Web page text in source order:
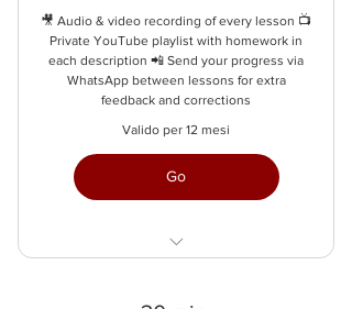
🎥 Audio & video recording of every lesson 📺
Private YouTube playlist with homework in
each description 📲 Send your progress via
WhatsApp between lessons for extra
feedback and corrections
Valido per 12 mesi
Go
save 199€